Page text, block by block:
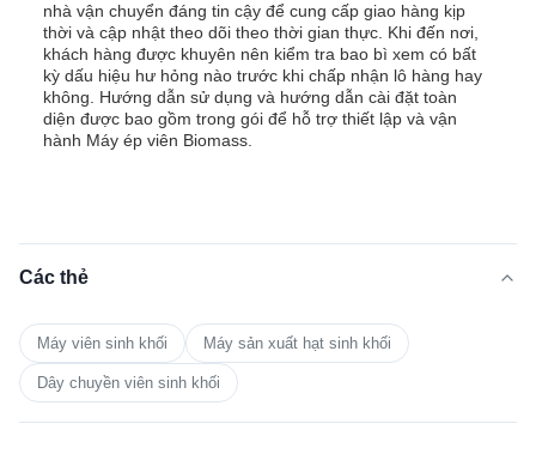
nhà vận chuyển đáng tin cậy để cung cấp giao hàng kịp
thời và cập nhật theo dõi theo thời gian thực. Khi đến nơi,
khách hàng được khuyên nên kiểm tra bao bì xem có bất
kỳ dấu hiệu hư hỏng nào trước khi chấp nhận lô hàng hay
không. Hướng dẫn sử dụng và hướng dẫn cài đặt toàn
diện được bao gồm trong gói để hỗ trợ thiết lập và vận
hành Máy ép viên Biomass.
Các thẻ
Máy viên sinh khối Máy sản xuất hạt sinh khối
Dây chuyền viên sinh khối